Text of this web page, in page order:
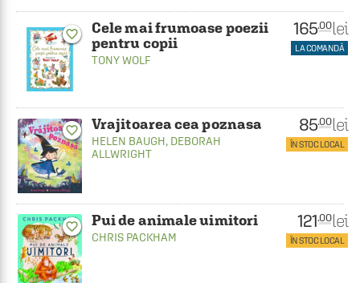
favorite_border
Cele mai frumoase poezii
pentru copii
TONY WOLF
165.00 lei
LA COMANDĂ
favorite_border Vrajitoarea cea poznasa
HELEN BAUGH, DEBORAH
ALLWRIGHT
85.00 lei
ÎN STOC LOCAL
favorite_border Pui de animale uimitori
CHRIS PACKHAM
121.00 lei
ÎN STOC LOCAL